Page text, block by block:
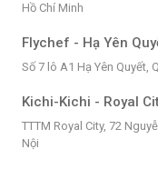
Hồ Chí Minh
Flychef - Hạ Yên
Số 7 lô A1 Hạ Yên Quyết,
Kichi-Kichi - Royal
TTTM Royal City, 72
Nội